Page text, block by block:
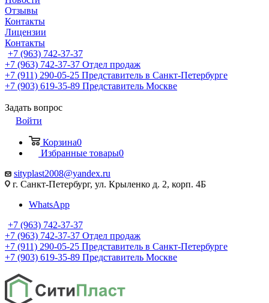
Отзывы
Контакты
Лицензии
Контакты
+7 (963) 742-37-37
+7 (963) 742-37-37 Отдел продаж
+7 (911) 290-05-25 Представитель в Санкт-Петербурге
+7 (903) 619-35-89 Представитель Москве
Задать вопрос
Войти
Корзина0
Избранные товары0
sityplast2008@yandex.ru
г. Санкт-Петербург, ул. Крыленко д. 2, корп. 4Б
WhatsApp
+7 (963) 742-37-37
+7 (963) 742-37-37 Отдел продаж
+7 (911) 290-05-25 Представитель в Санкт-Петербурге
+7 (903) 619-35-89 Представитель Москве